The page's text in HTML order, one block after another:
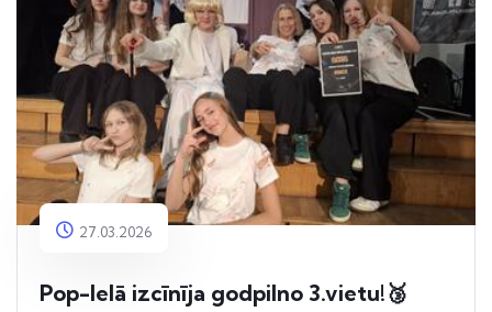
27.03.2026
Pop-Ielā izcīnīja godpilno 3.vietu!🥉